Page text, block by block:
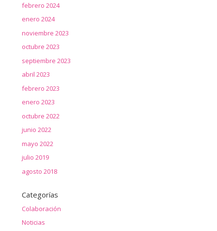
febrero 2024
enero 2024
noviembre 2023
octubre 2023
septiembre 2023
abril 2023
febrero 2023
enero 2023
octubre 2022
junio 2022
mayo 2022
julio 2019
agosto 2018
Categorías
Colaboración
Noticias